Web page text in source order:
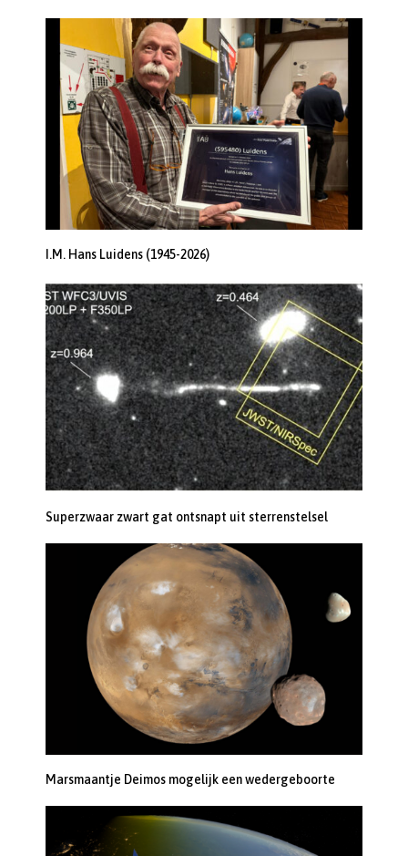
I.M. Hans Luidens (1945-2026)
Superzwaar zwart gat ontsnapt uit sterrenstelsel
Marsmaantje Deimos mogelijk een wedergeboorte